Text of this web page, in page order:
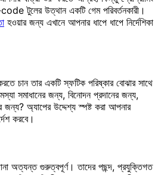
টুলের উত্থান একটি গেম পরিবর্তনকারী।
হওয়ার জন্য এখানে আপনার ধাপে ধাপে নির্দেশিকা
চান তার একটি স্ফটিক পরিষ্কার বোঝার সাথে
সমাধানের জন্য, বিনোদন প্রদানের জন্য,
জন্য? অ্যাপের উদ্দেশ্য স্পষ্ট করা আপনার
করবে।
অত্যন্ত গুরুত্বপূর্ণ। তাদের পছন্দ, প্রযুক্তিগত